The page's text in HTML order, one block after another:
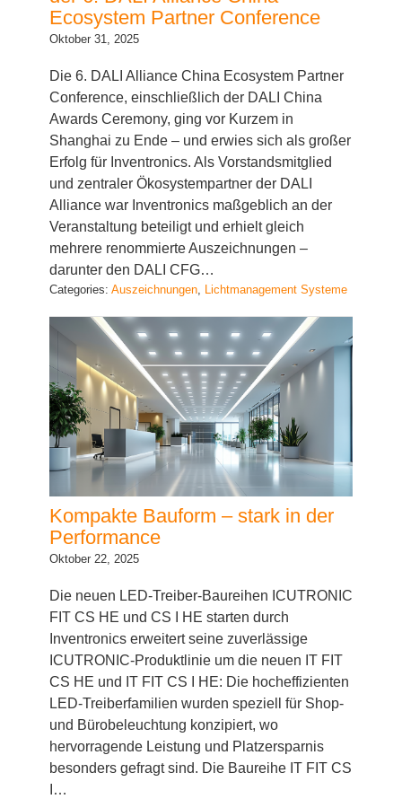
Oktober 31, 2025
Die 6. DALI Alliance China Ecosystem Partner
Conference, einschließlich der DALI China
Awards Ceremony, ging vor Kurzem in
Shanghai zu Ende – und erwies sich als großer
Erfolg für Inventronics. Als Vorstandsmitglied
und zentraler Ökosystempartner der DALI
Alliance war Inventronics maßgeblich an der
Veranstaltung beteiligt und erhielt gleich
mehrere renommierte Auszeichnungen –
darunter den DALI CFG…
Lichtmanagement Systeme
Kompakte Bauform – stark in der
Performance
Oktober 22, 2025
Die neuen LED-Treiber-Baureihen ICUTRONIC
FIT CS HE und CS I HE starten durch
Inventronics erweitert seine zuverlässige
ICUTRONIC-Produktlinie um die neuen IT FIT
CS HE und IT FIT CS I HE: Die hocheffizienten
LED-Treiberfamilien wurden speziell für Shop-
und Bürobeleuchtung konzipiert, wo
hervorragende Leistung und Platzersparnis
besonders gefragt sind. Die Baureihe IT FIT CS
I…
LED-Module
Applications: